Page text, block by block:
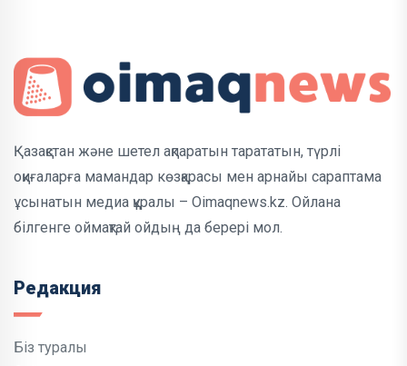
Қазақстан және шетел ақпаратын тарататын, түрлі
оқиғаларға мамандар көзқарасы мен арнайы сараптама
ұсынатын медиа құралы – Oimaqnews.kz. Ойлана
білгенге оймақтай ойдың да берері мол.
Редакция
Біз туралы